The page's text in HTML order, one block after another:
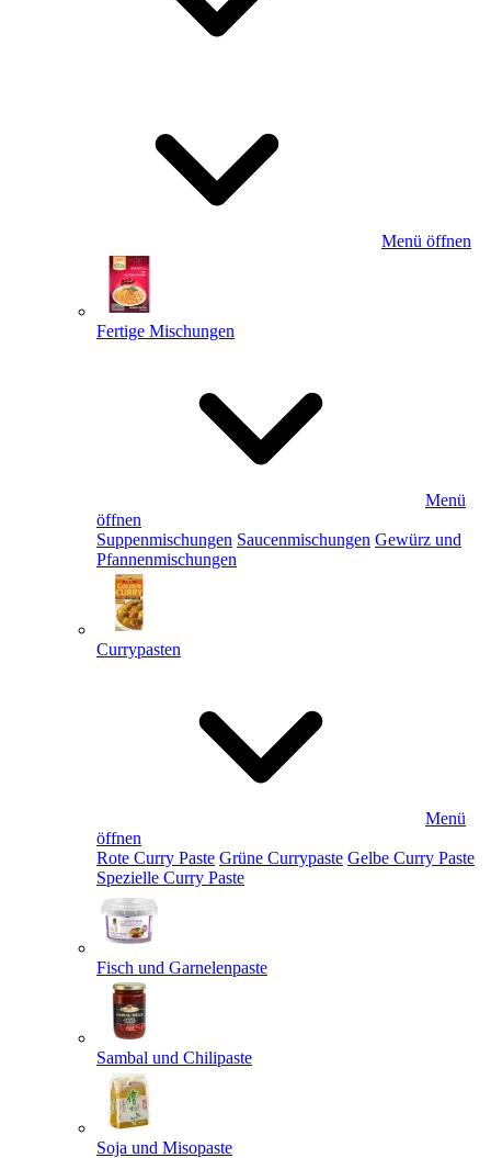
Menü öffnen
Fertige Mischungen
Menü
öffnen
Suppenmischungen Saucenmischungen Gewürz und
Pfannenmischungen
Currypasten
Menü
öffnen
Rote Curry Paste Grüne Currypaste Gelbe Curry Paste
Spezielle Curry Paste
Fisch und Garnelenpaste
Sambal und Chilipaste
Soja und Misopaste